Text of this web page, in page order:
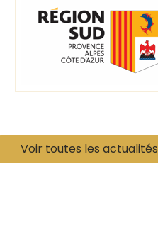
Voir toutes les actualités